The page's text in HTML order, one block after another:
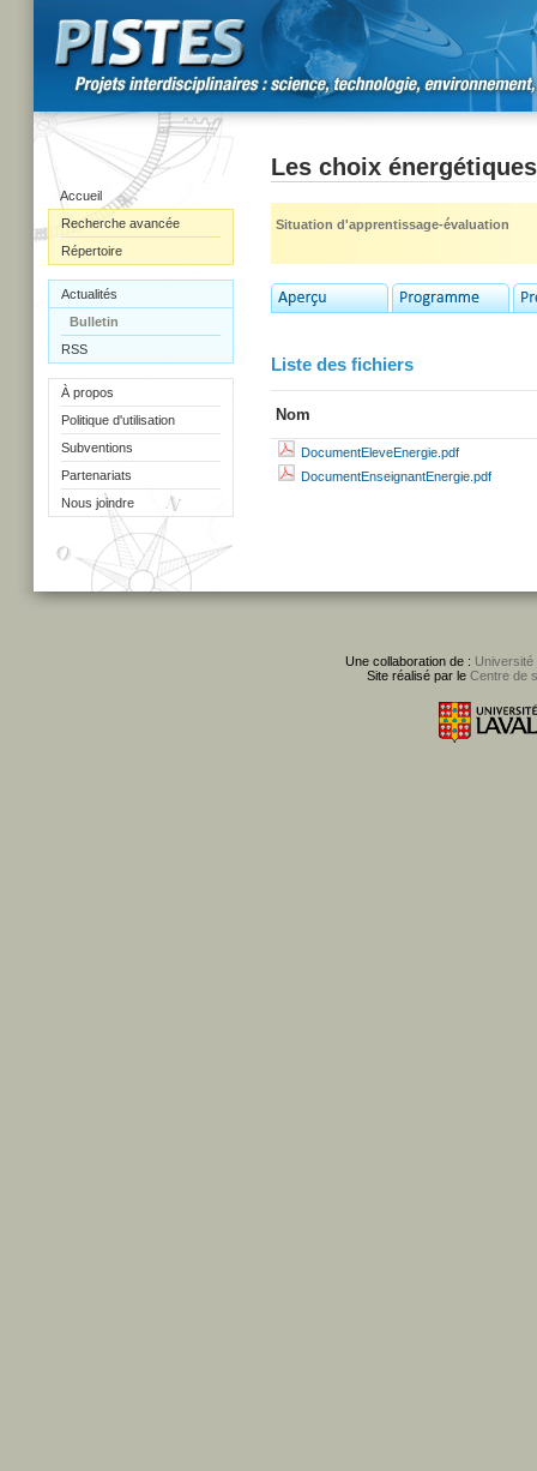
Accueil
Recherche avancée
Répertoire
Actualités
Bulletin
RSS
À propos
Politique d'utilisation
Subventions
Partenariats
Nous joindre
Les choix énergétiques
Situation d'apprentissage-évaluation
Liste des fichiers
Nom
DocumentEleveEnergie.pdf
DocumentEnseignantEnergie.pdf
Une collaboration de : Université
Site réalisé par le Centre de